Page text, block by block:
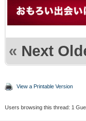
« Next
View a Printable Version
Users browsing this thread: 1